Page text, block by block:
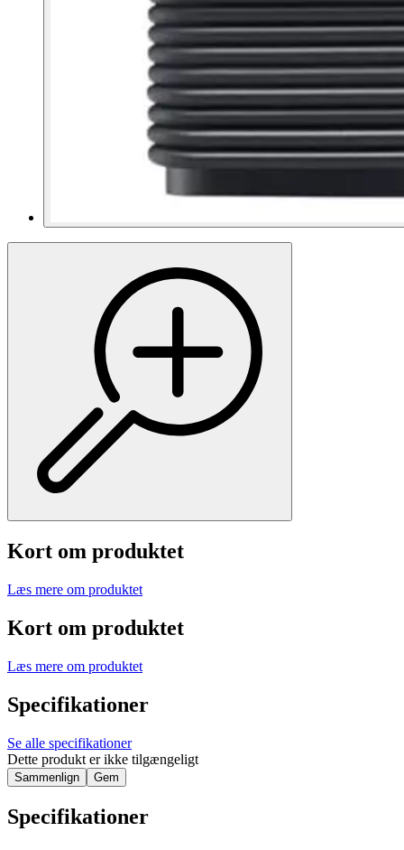
Kort om produktet
Læs mere om produktet
Kort om produktet
Læs mere om produktet
Specifikationer
Se alle specifikationer
Dette produkt er ikke tilgængeligt
Sammenlign Gem
Specifikationer